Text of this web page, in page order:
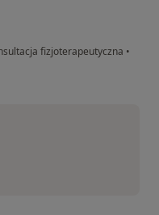
fizjoterapeutyczna •